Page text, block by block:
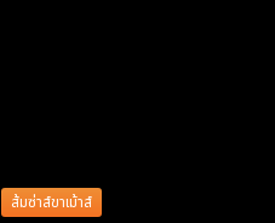
ส้มซ่าส์ขาเม้าส์